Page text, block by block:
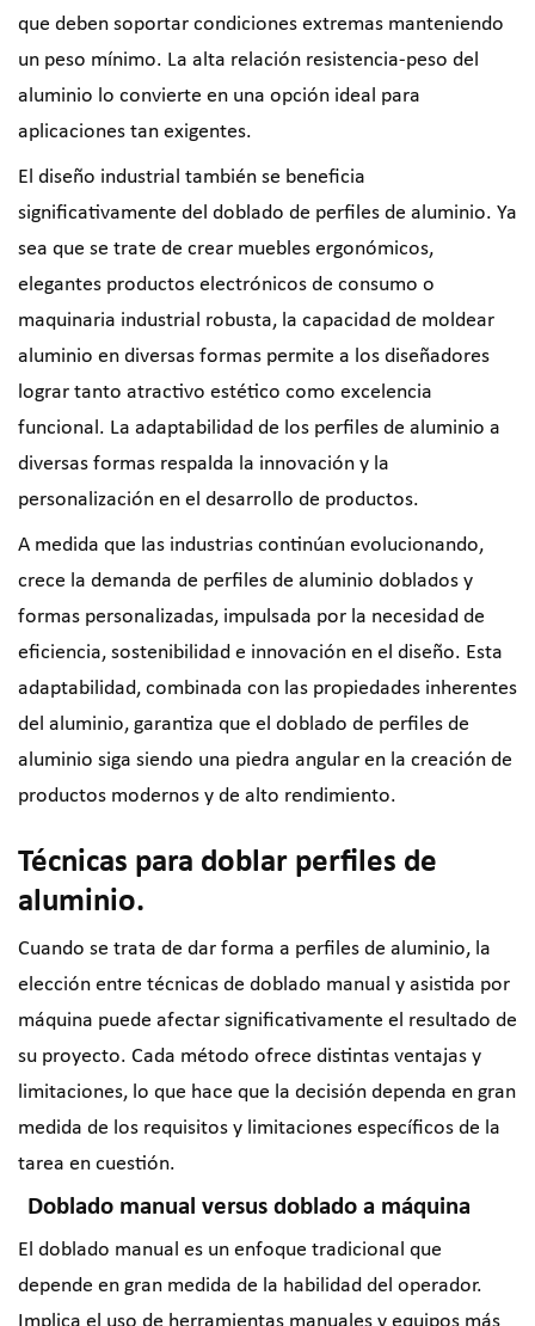
que deben soportar condiciones extremas manteniendo
un peso mínimo. La alta relación resistencia-peso del
aluminio lo convierte en una opción ideal para
aplicaciones tan exigentes.
El diseño industrial también se beneficia
significativamente del doblado de perfiles de aluminio. Ya
sea que se trate de crear muebles ergonómicos,
elegantes productos electrónicos de consumo o
maquinaria industrial robusta, la capacidad de moldear
aluminio en diversas formas permite a los diseñadores
lograr tanto atractivo estético como excelencia
funcional. La adaptabilidad de los perfiles de aluminio a
diversas formas respalda la innovación y la
personalización en el desarrollo de productos.
A medida que las industrias continúan evolucionando,
crece la demanda de perfiles de aluminio doblados y
formas personalizadas, impulsada por la necesidad de
eficiencia, sostenibilidad e innovación en el diseño. Esta
adaptabilidad, combinada con las propiedades inherentes
del aluminio, garantiza que el doblado de perfiles de
aluminio siga siendo una piedra angular en la creación de
productos modernos y de alto rendimiento.
Técnicas para doblar perfiles de
aluminio.
Cuando se trata de dar forma a perfiles de aluminio, la
elección entre técnicas de doblado manual y asistida por
máquina puede afectar significativamente el resultado de
su proyecto. Cada método ofrece distintas ventajas y
limitaciones, lo que hace que la decisión dependa en gran
medida de los requisitos y limitaciones específicos de la
tarea en cuestión.
Doblado manual versus doblado a máquina
El doblado manual es un enfoque tradicional que
depende en gran medida de la habilidad del operador.